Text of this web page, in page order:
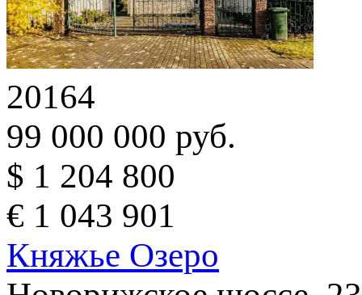
20164
99 000 000 руб.
$ 1 204 800
€ 1 043 901
Княжье Озеро